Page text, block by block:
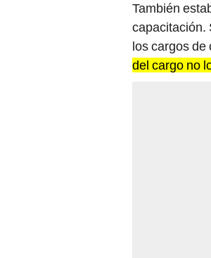
También
capacitación.
los cargos de
del cargo no